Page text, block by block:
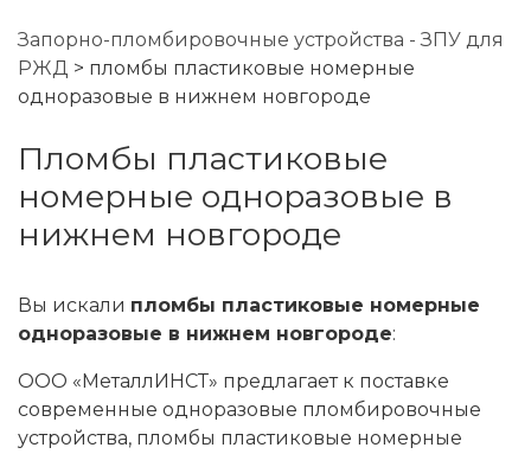
Запорно-пломбировочные устройства - ЗПУ для
РЖД > пломбы пластиковые номерные
одноразовые в нижнем новгороде
пломбы пластиковые
номерные одноразовые в
нижнем новгороде
Вы искали пломбы пластиковые номерные
одноразовые в нижнем новгороде:
ООО «МеталлИНСТ» предлагает к поставке
современные одноразовые пломбировочные
устройства, пломбы пластиковые номерные